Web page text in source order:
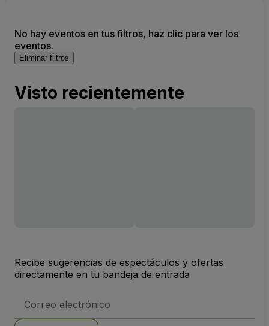
No hay eventos en tus filtros, haz clic para ver los
eventos.
Eliminar filtros
Visto recientemente
Recibe sugerencias de espectáculos y ofertas
directamente en tu bandeja de entrada
de